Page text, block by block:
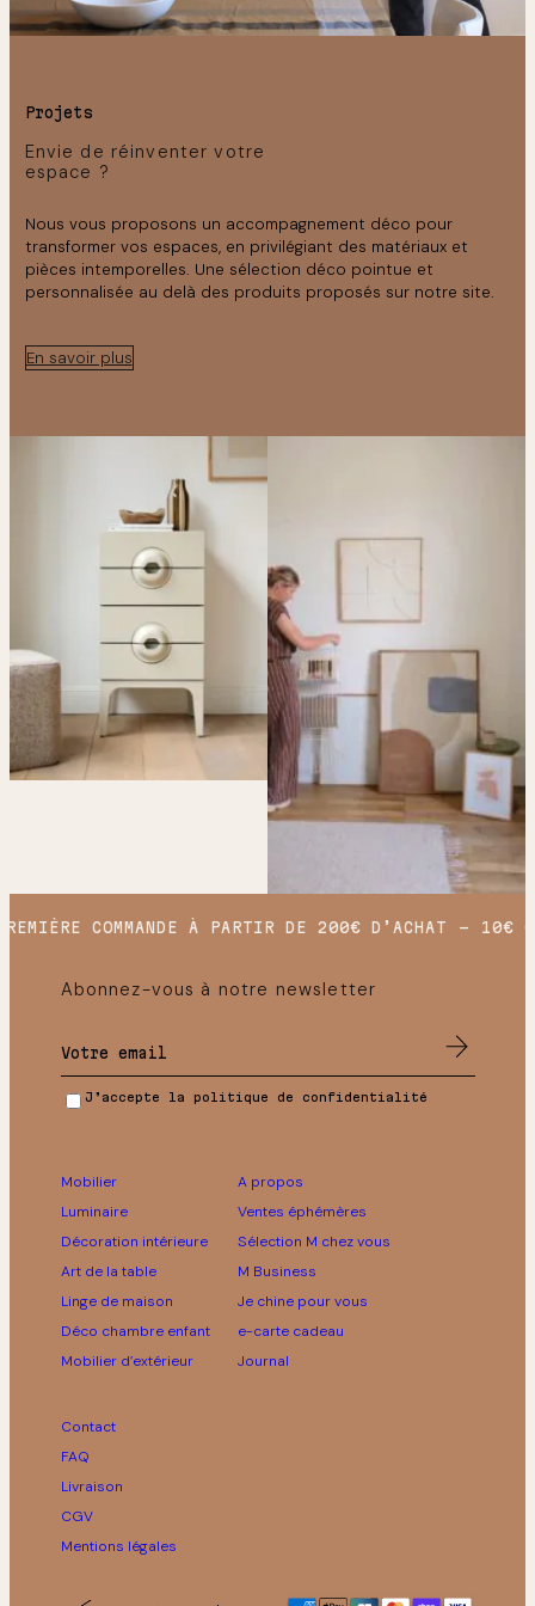
intérieur.
Projets
Envie de réinventer votre
espace ?
Nous vous proposons un accompagnement déco pour
transformer vos espaces, en privilégiant des matériaux et
pièces intemporelles. Une sélection déco pointue et
personnalisée au delà des produits proposés sur notre site.
En savoir plus
COMMANDE À PARTIR DE 200€ D’ACHAT 10€
Abonnez-vous à notre newsletter
J’accepte la politique de confidentialité
Mobilier
Luminaire
Décoration intérieure
Art de la table
Linge de maison
Déco chambre enfant
Mobilier d’extérieur
A propos
Ventes éphémères
Sélection M chez vous
M Business
Je chine pour vous
e-carte cadeau
Journal
Contact
FAQ
Livraison
CGV
Mentions légales